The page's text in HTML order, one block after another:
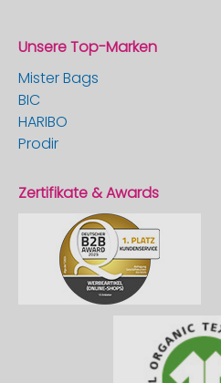
Unsere Top-Marken
Mister Bags
BIC
HARIBO
Prodir
Zertifikate & Awards